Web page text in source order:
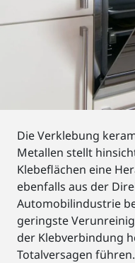
Die Verklebung
Metallen stellt
Klebeflächen eine
ebenfalls aus der
Automobilindustrie
geringste
der Klebverbindung
Totalversagen führen.